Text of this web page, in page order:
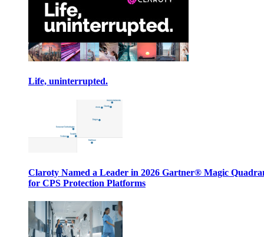
Life, uninterrupted.
Claroty Named a Leader in 2026 Gartner® Magic
for CPS Protection Platforms